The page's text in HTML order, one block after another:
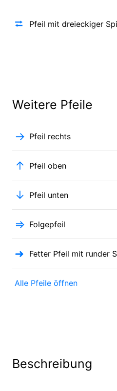
⮂
Weitere Pfeile
→ Pfeil rechts
↑ Pfeil oben
↓ Pfeil unten
⇒ Folgepfeil
➜
Alle Pfeile öffnen
Beschreibung